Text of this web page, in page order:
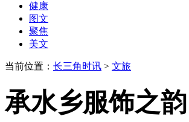
健康
图文
聚焦
美文
当前位置： 长三角时讯 > 文旅
承水乡服饰之